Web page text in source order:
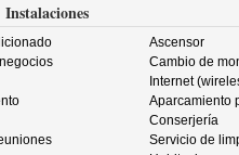
Instalaciones
Ascensor
Cambio de
Internet
Aparcamiento
Conserjería
Servicio de